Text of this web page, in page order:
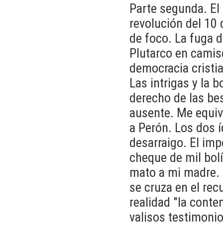
Parte segunda.
revolución del 10
de foco. La fuga
Plutarco en
democracia
Las intrigas y la
derecho de las
ausente. Me
a Perón. Los dos
desarraigo. El
cheque de mil
mato a mi
se cruza en el
realidad "la
valisos